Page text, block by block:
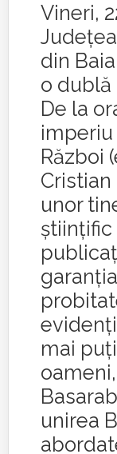
Vineri,
din
o dublă
De la
imperiu
Război
unor
științific
mai
unirea